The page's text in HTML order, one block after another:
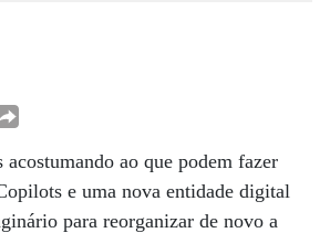
acostumando ao que podem fazer
e uma nova entidade digital
para reorganizar de novo a